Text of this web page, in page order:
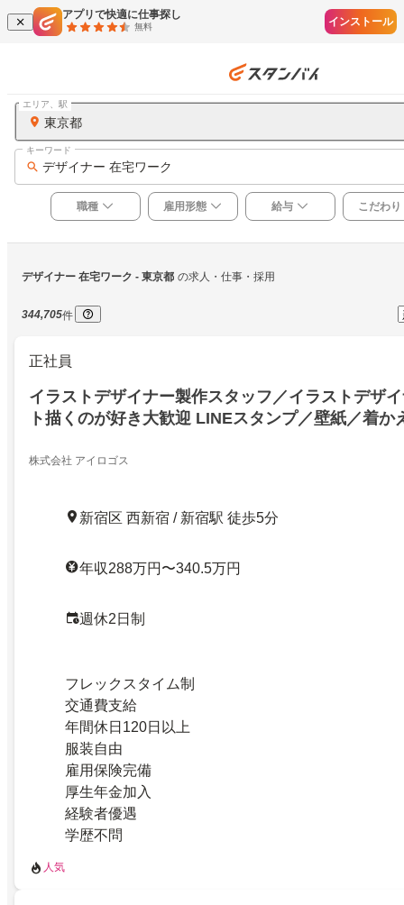
アプリで快適に仕事探し
無料 インストール
東京都
エリア、駅
デザイナー 在宅ワーク
キーワード
職種 雇用形態 給与 こだわり
デザイナー 在宅ワーク - 東京都 の求人・仕事・採用
344,705件
正社員
イラストデザイナー製作スタッフ／イラストデザ
ト描くのが好き大歓迎 LINEスタンプ／壁紙／着か
株式会社 アイロゴス
新宿区 西新宿 / 新宿駅 徒歩5分
年収288万円〜340.5万円
週休2日制
フレックスタイム制
交通費支給
年間休日120日以上
服装自由
雇用保険完備
厚生年金加入
経験者優遇
学歴不問
人気